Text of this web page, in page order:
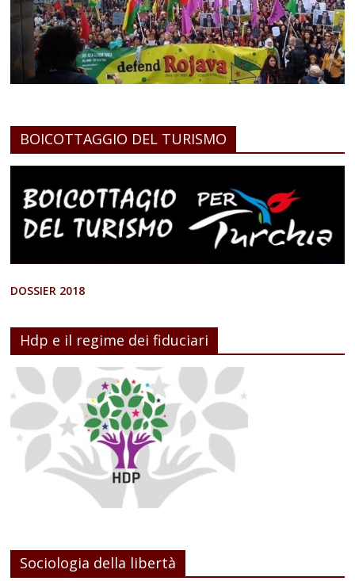
BOICOTTAGGIO DEL TURISMO
DOSSIER 2018
Hdp e il regime dei fiduciari
Sociologia della libertà